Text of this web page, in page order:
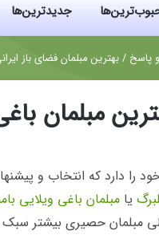
جدیدترین‌ها
پاسخ /بهترین مبلمان فضای باز
مبلمان
را دارد که انتخاب و
یا مبلمان باغی ویلایی
مبلمان حصیری بیشتر سبک